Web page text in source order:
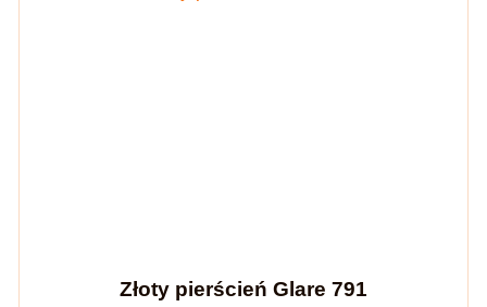
Złoty pierścień Glare 791